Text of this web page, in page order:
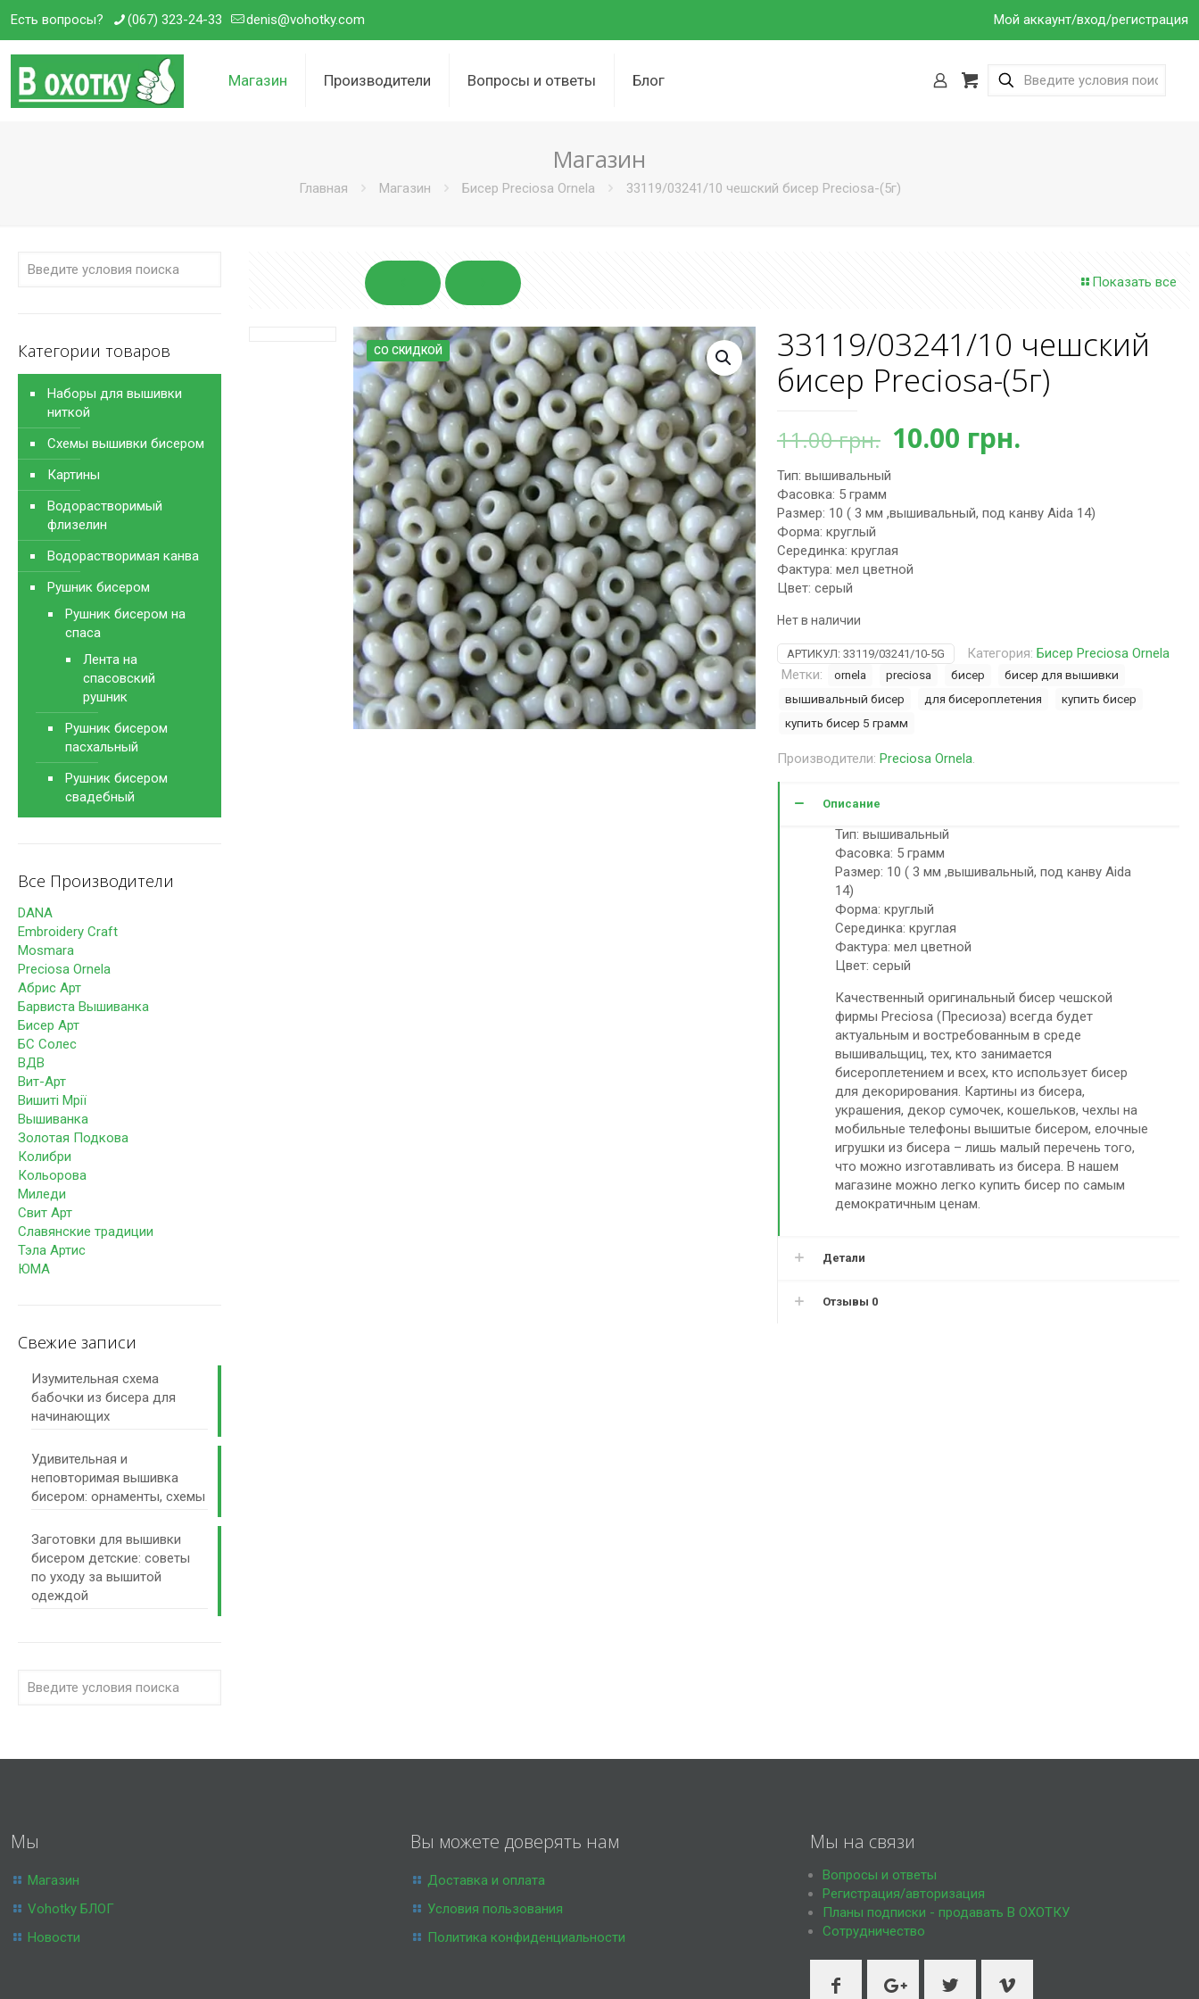
Есть вопросы? (067) 323-24-33 denis@vohotky.com Мой аккаунт/вход/регистрация
Магазин Производители Вопросы и ответы Блог
Магазин
Главная Магазин Бисер Preciosa Ornela 33119/03241/10 чешский бисер Preciosa-(5г)
Показать все
СО СКИДКОЙ
33119/03241/10 чешский
бисер Preciosa-(5г)
11.00грн. Первоначальная
11.00 грн..
10.00 грн.Текущая
Тип: вышивальный
Фасовка: 5 грамм
Размер: 10 ( 3 мм ,вышивальный, под канву Aida 14)
Форма: круглый
Серединка: круглая
Фактура: мел цветной
Цвет: серый
Нет в наличии
АРТИКУЛ: 33119/03241/10-5G Категория: Бисер Preciosa Ornela
Метки:
ornela preciosa бисер
бисер для вышивки
вышивальный бисер
для бисероплетения
купить бисер
купить бисер 5 грамм
Производители: Preciosa Ornela.
Описание
Тип: вышивальный
Фасовка: 5 грамм
Размер: 10 ( 3 мм ,вышивальный, под канву Aida
14)
Форма: круглый
Серединка: круглая
Фактура: мел цветной
Цвет: серый
Качественный оригинальный бисер чешской
фирмы Preciosa (Пресиоза) всегда будет
актуальным и востребованным в среде
вышивальщиц, тех, кто занимается
бисероплетением и всех, кто использует бисер
для декорирования. Картины из бисера,
украшения, декор сумочек, кошельков, чехлы на
мобильные телефоны вышитые бисером, елочные
игрушки из бисера – лишь малый перечень того,
что можно изготавливать из бисера. В нашем
магазине можно легко купить бисер по самым
демократичным ценам.
Детали
Отзывы 0
Категории товаров
Наборы для вышивки
ниткой
Схемы вышивки бисером
Картины
Водорастворимый
флизелин
Водорастворимая канва
Рушник бисером
Рушник бисером на
спаса
Лента на
спасовский
рушник
Рушник бисером
пасхальный
Рушник бисером
свадебный
Все Производители
DANA
Embroidery Craft
Mosmara
Preciosa Ornela
Абрис Арт
Барвиста Вышиванка
Бисер Арт
БС Солес
ВДВ
Вит-Арт
Вишиті Мрії
Вышиванка
Золотая Подкова
Колибри
Кольорова
Миледи
Свит Арт
Славянские традиции
Тэла Артис
ЮМА
Свежие записи
Изумительная схема
бабочки из бисера для
начинающих
Удивительная и
неповторимая вышивка
бисером: орнаменты, схемы
Заготовки для вышивки
бисером детские: советы
по уходу за вышитой
одеждой
Мы
Магазин
Vohotky БЛОГ
Новости
Вы можете доверять нам
Доставка и оплата
Условия пользования
Политика конфиденциальности
Мы на связи
Вопросы и ответы
Регистрация/авторизация
Планы подписки - продавать В ОХОТКУ
Сотрудничество